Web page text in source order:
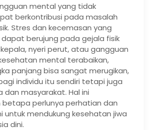
mental yang tidak
berkontribusi pada masalah
Stres dan kecemasan yang
berujung pada gejala fisik
nyeri perut, atau gangguan
mental terabaikan,
panjang bisa sangat merugikan,
individu itu sendiri tetapi juga
dan masyarakat. Hal ini
betapa perlunya perhatian dan
untuk mendukung kesehatan jiwa
dini.